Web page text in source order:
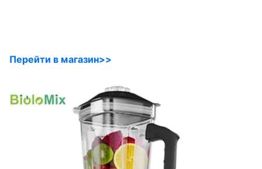
Перейти в магазин>>